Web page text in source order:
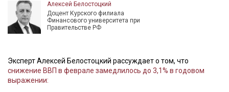
Алексей Белостоцкий
Доцент Курского филиала
Финансового университета при
Правительстве РФ
Эксперт Алексей Белостоцкий рассуждает о том, что
снижение ВВП в феврале замедлилось до 3,1% в годовом
выражении: